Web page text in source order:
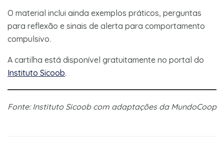
O material inclui ainda exemplos práticos, perguntas
para reflexão e sinais de alerta para comportamento
compulsivo.
A cartilha está disponível gratuitamente no portal do
Instituto Sicoob.
Fonte: Instituto Sicoob com adaptações da MundoCoop